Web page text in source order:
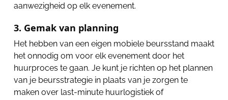
aanwezigheid op elk evenement.
3. Gemak van planning
Het hebben van een eigen mobiele beursstand maakt
het onnodig om voor elk evenement door het
huurproces te gaan. Je kunt je richten op het plannen
van je beursstrategie in plaats van je zorgen te
maken over last-minute huurlogistiek of